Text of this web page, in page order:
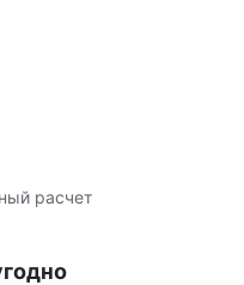
расчет